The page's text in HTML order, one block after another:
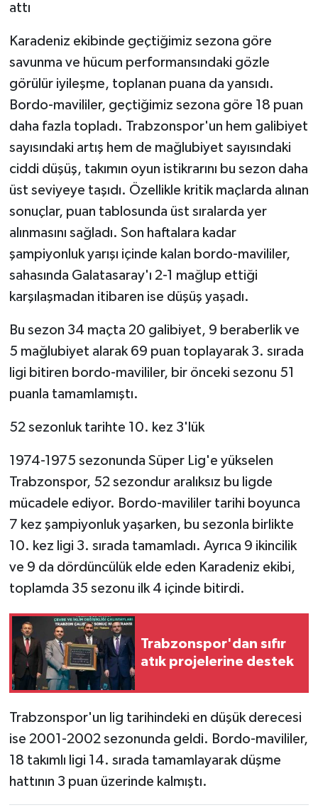
attı
Karadeniz ekibinde geçtiğimiz sezona göre
savunma ve hücum performansındaki gözle
görülür iyileşme, toplanan puana da yansıdı.
Bordo-mavililer, geçtiğimiz sezona göre 18 puan
daha fazla topladı. Trabzonspor'un hem galibiyet
sayısındaki artış hem de mağlubiyet sayısındaki
ciddi düşüş, takımın oyun istikrarını bu sezon daha
üst seviyeye taşıdı. Özellikle kritik maçlarda alınan
sonuçlar, puan tablosunda üst sıralarda yer
alınmasını sağladı. Son haftalara kadar
şampiyonluk yarışı içinde kalan bordo-mavililer,
sahasında Galatasaray'ı 2-1 mağlup ettiği
karşılaşmadan itibaren ise düşüş yaşadı.
Bu sezon 34 maçta 20 galibiyet, 9 beraberlik ve
5 mağlubiyet alarak 69 puan toplayarak 3. sırada
ligi bitiren bordo-mavililer, bir önceki sezonu 51
puanla tamamlamıştı.
52 sezonluk tarihte 10. kez 3'lük
1974-1975 sezonunda Süper Lig'e yükselen
Trabzonspor, 52 sezondur aralıksız bu ligde
mücadele ediyor. Bordo-mavililer tarihi boyunca
7 kez şampiyonluk yaşarken, bu sezonla birlikte
10. kez ligi 3. sırada tamamladı. Ayrıca 9 ikincilik
ve 9 da dördüncülük elde eden Karadeniz ekibi,
toplamda 35 sezonu ilk 4 içinde bitirdi.
Trabzonspor'dan sıfır
atık projelerine destek
Trabzonspor'un lig tarihindeki en düşük derecesi
ise 2001-2002 sezonunda geldi. Bordo-mavililer,
18 takımlı ligi 14. sırada tamamlayarak düşme
hattının 3 puan üzerinde kalmıştı.